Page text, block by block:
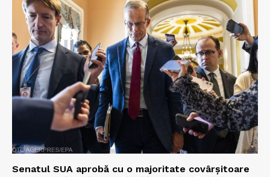
Senatul SUA aprobă cu o majoritate covârșitoare